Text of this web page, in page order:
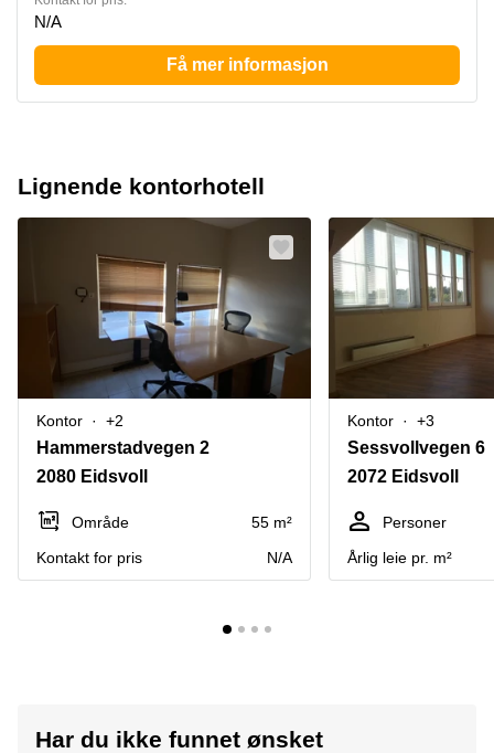
N/A
Få mer informasjon
Lignende kontorhotell
Kontor +2
Hammerstadvegen 2
2080 Eidsvoll
Område
55 m²
Kontakt for pris
N/A
Kontor +3
Sessvollvegen 6
2072 Eidsvoll
Personer
Årlig leie pr. m²
Har du ikke funnet ønsket